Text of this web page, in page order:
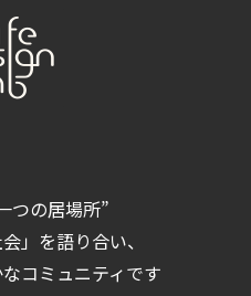
つの居場所”
」を語り合い、
コミュニティです